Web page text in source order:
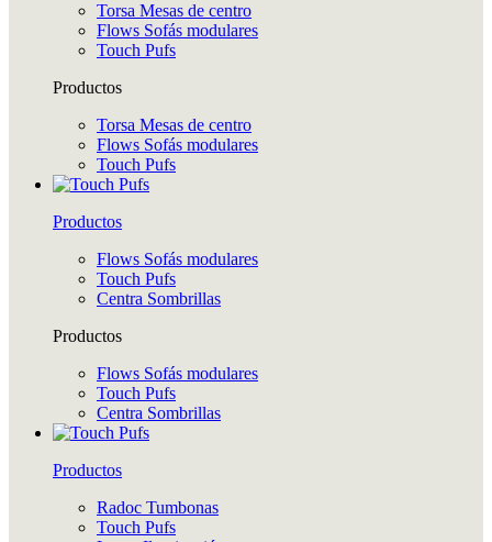
Torsa Mesas de centro
Flows Sofás modulares
Touch Pufs
Productos
Torsa Mesas de centro
Flows Sofás modulares
Touch Pufs
Productos
Flows Sofás modulares
Touch Pufs
Centra Sombrillas
Productos
Flows Sofás modulares
Touch Pufs
Centra Sombrillas
Productos
Radoc Tumbonas
Touch Pufs